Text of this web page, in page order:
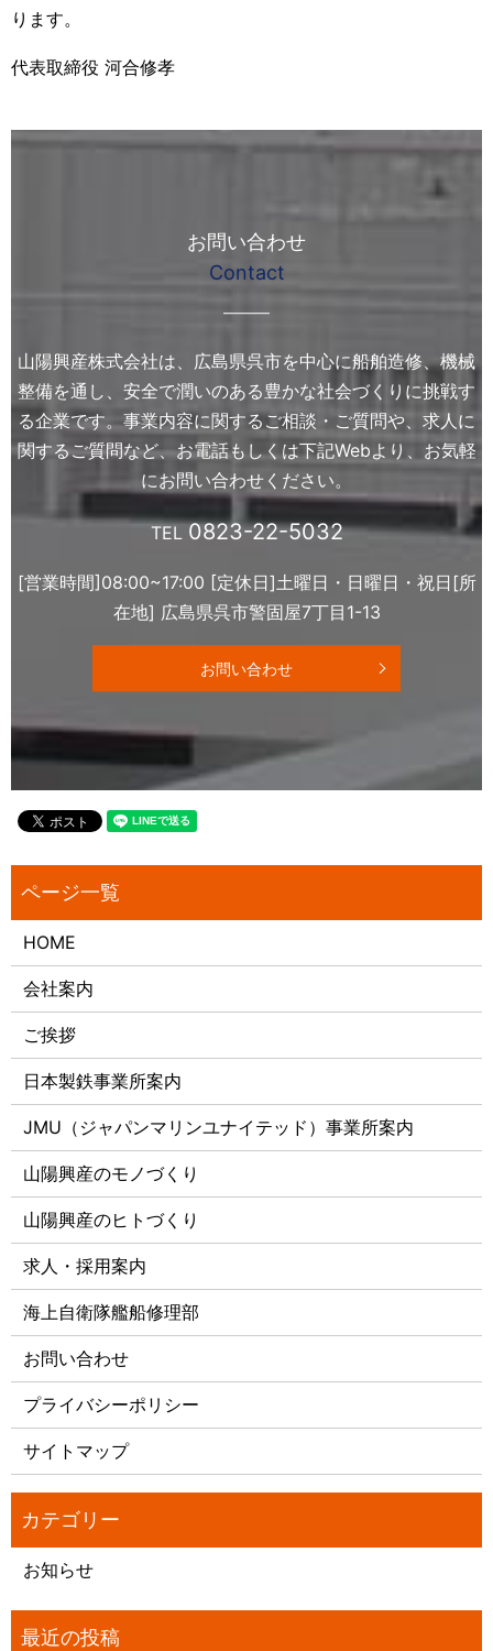
ります。
代表取締役 河合修孝
お問い合わせ
Contact
山陽興産株式会社は、広島県呉市を中心に船舶造修、機械
整備を通し、 安全で潤いのある豊かな社会づくりに挑戦す
る企業です。事業内容に関するご相談・ご質問や、求人に
関するご質問など、お電話もしくは下記Webより、お気軽
にお問い合わせください。
TEL 0823-22-5032
[営業時間]08:00~17:00 [定休日]土曜日・日曜日・祝日 [所
在地] 広島県呉市警固屋7丁目1-13
お問い合わせ
HOME
会社案内
ご挨拶
日本製鉄事業所案内
JMU（ジャパンマリンユナイテッド）事業所案内
山陽興産のモノづくり
山陽興産のヒトづくり
求人・採用案内
海上自衛隊艦船修理部
お問い合わせ
プライバシーポリシー
サイトマップ
お知らせ